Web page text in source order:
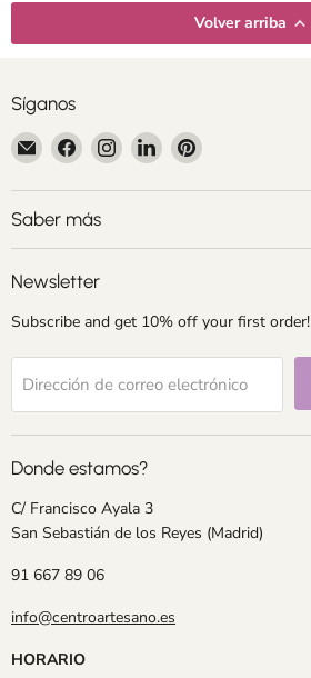
Volver arriba
Síganos
Encuéntrenos
en
Correo
electrónico
Encuéntrenos
en
Facebook
Encuéntrenos
en
Instagram
Encuéntrenos
en
LinkedIn
Encuéntrenos
Pinterest
Saber más
Newsletter
Subscribe and get 10% off your first order!
Dirección de correo electrónico
Donde estamos?
C/ Francisco Ayala 3
San Sebastián de los Reyes (Madrid)
91 667 89 06
info@centroartesano.es
HORARIO